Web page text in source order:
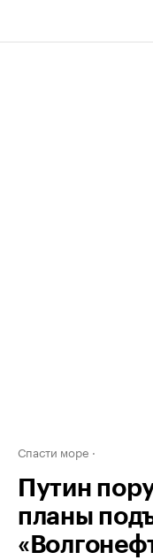
Спасти море
Путин
планы